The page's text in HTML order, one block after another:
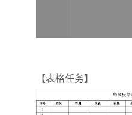
【表格任务】